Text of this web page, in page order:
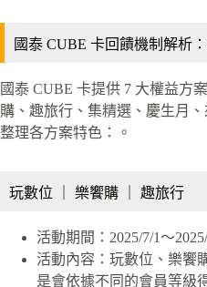
國泰 CUBE 卡回饋機制解析
國泰 CUBE 卡提供 7 大權益方
購、趣旅行、集精選、慶生月
整理各方案特色：。
玩數位 ｜ 樂饗購 ｜ 趣旅行
活動期間：2025/7/1～
活動內容：玩數位、樂饗
是會依據不同的會員等級